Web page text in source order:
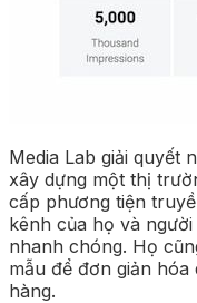
Media Lab giải quyết
xây dựng một thị
cấp phương tiện
kênh của họ và
nhanh chóng. Họ
mẫu để đơn giản
hàng.